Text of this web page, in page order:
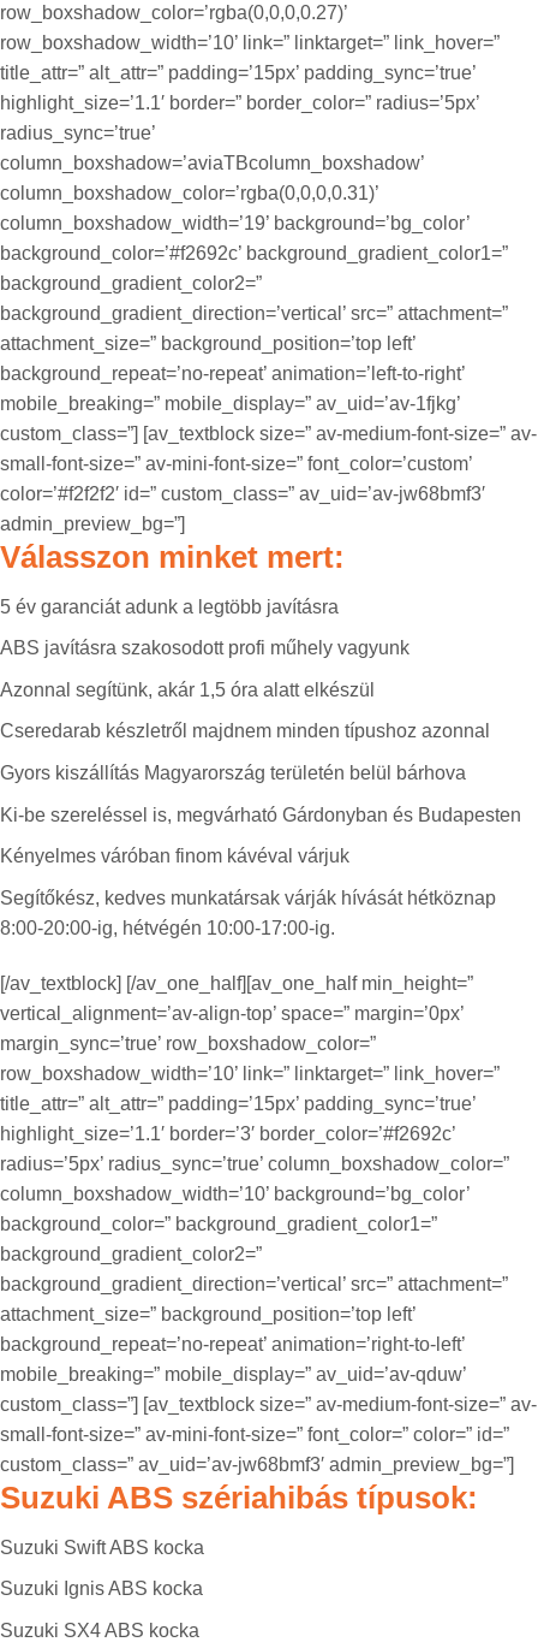
row_boxshadow_color=’rgba(0,0,0,0.27)’
row_boxshadow_width=’10’ link=” linktarget=” link_hover=”
title_attr=” alt_attr=” padding=’15px’ padding_sync=’true’
highlight_size=’1.1′ border=” border_color=” radius=’5px’
radius_sync=’true’
column_boxshadow=’aviaTBcolumn_boxshadow’
column_boxshadow_color=’rgba(0,0,0,0.31)’
column_boxshadow_width=’19’ background=’bg_color’
background_color=’#f2692c’ background_gradient_color1=”
background_gradient_color2=”
background_gradient_direction=’vertical’ src=” attachment=”
attachment_size=” background_position=’top left’
background_repeat=’no-repeat’ animation=’left-to-right’
mobile_breaking=” mobile_display=” av_uid=’av-1fjkg’
custom_class=”] [av_textblock size=” av-medium-font-size=” av-
small-font-size=” av-mini-font-size=” font_color=’custom’
color=’#f2f2f2′ id=” custom_class=” av_uid=’av-jw68bmf3′
admin_preview_bg=”]
Válasszon minket mert:
5 év garanciát adunk a legtöbb javításra
ABS javításra szakosodott profi műhely vagyunk
Azonnal segítünk, akár 1,5 óra alatt elkészül
Cseredarab készletről majdnem minden típushoz azonnal
Gyors kiszállítás Magyarország területén belül bárhova
Ki-be szereléssel is, megvárható Gárdonyban és Budapesten
Kényelmes váróban finom kávéval várjuk
Segítőkész, kedves munkatársak várják hívását hétköznap
8:00-20:00-ig, hétvégén 10:00-17:00-ig.
[/av_textblock] [/av_one_half][av_one_half min_height=”
vertical_alignment=’av-align-top’ space=” margin=’0px’
margin_sync=’true’ row_boxshadow_color=”
row_boxshadow_width=’10’ link=” linktarget=” link_hover=”
title_attr=” alt_attr=” padding=’15px’ padding_sync=’true’
highlight_size=’1.1′ border=’3′ border_color=’#f2692c’
radius=’5px’ radius_sync=’true’ column_boxshadow_color=”
column_boxshadow_width=’10’ background=’bg_color’
background_color=” background_gradient_color1=”
background_gradient_color2=”
background_gradient_direction=’vertical’ src=” attachment=”
attachment_size=” background_position=’top left’
background_repeat=’no-repeat’ animation=’right-to-left’
mobile_breaking=” mobile_display=” av_uid=’av-qduw’
custom_class=”] [av_textblock size=” av-medium-font-size=” av-
small-font-size=” av-mini-font-size=” font_color=” color=” id=”
custom_class=” av_uid=’av-jw68bmf3′ admin_preview_bg=”]
Suzuki ABS szériahibás típusok:
Suzuki Swift ABS kocka
Suzuki Ignis ABS kocka
Suzuki SX4 ABS kocka